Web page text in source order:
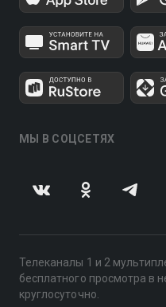
МЫ В СОЦСЕТЯХ
Телеканалы 1 и 2
бесплатного просмотра в
круглосуточно.